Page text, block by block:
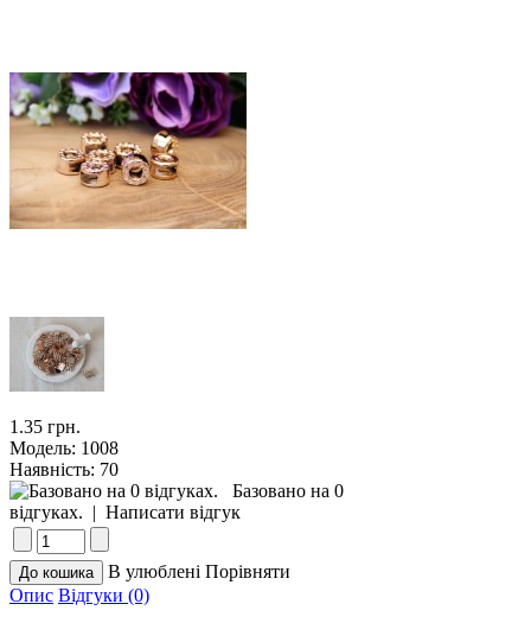
1.35 грн.
Модель: 1008
Наявність: 70
Базовано на 0
відгуках. | Написати відгук
В улюблені Порівняти
Опис Відгуки (0)